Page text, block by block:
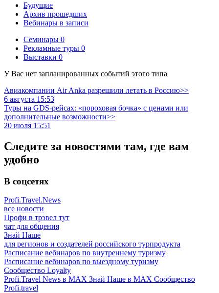
Будущие
Архив прошедших
Вебинары в записи
Семинары 0
Рекламные туры 0
Выставки 0
У Вас нет запланированных событий этого типа
Авиакомпании Air Anka разрешили летать в Россию>>
6 августа 15:53
Туры на GDS-рейсах: «пороховая бочка» с ценами или
дополнительные возможности>>
20 июля 15:51
Следите за новостями там, где вам
удобно
В соцсетях
Profi.Travel.News
все новости
Профи в трэвел тут
чат для общения
Знай Наше
для регионов и создателей российского турпродукта
Расписание вебинаров по внутреннему туризму
Расписание вебинаров по выездному туризму
Сообщество Loyalty
Profi.Travel News в MAX Знай Наше в MAX Сообщество
Profi.travel